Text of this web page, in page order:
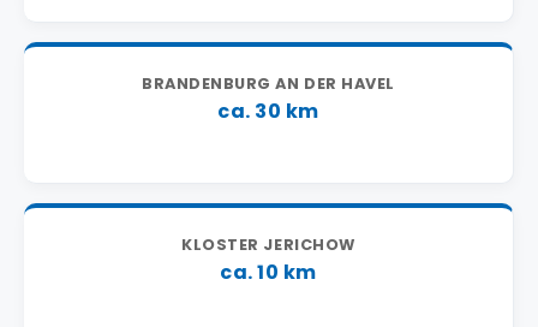
BRANDENBURG AN DER HAVEL
ca. 30 km
KLOSTER JERICHOW
ca. 10 km